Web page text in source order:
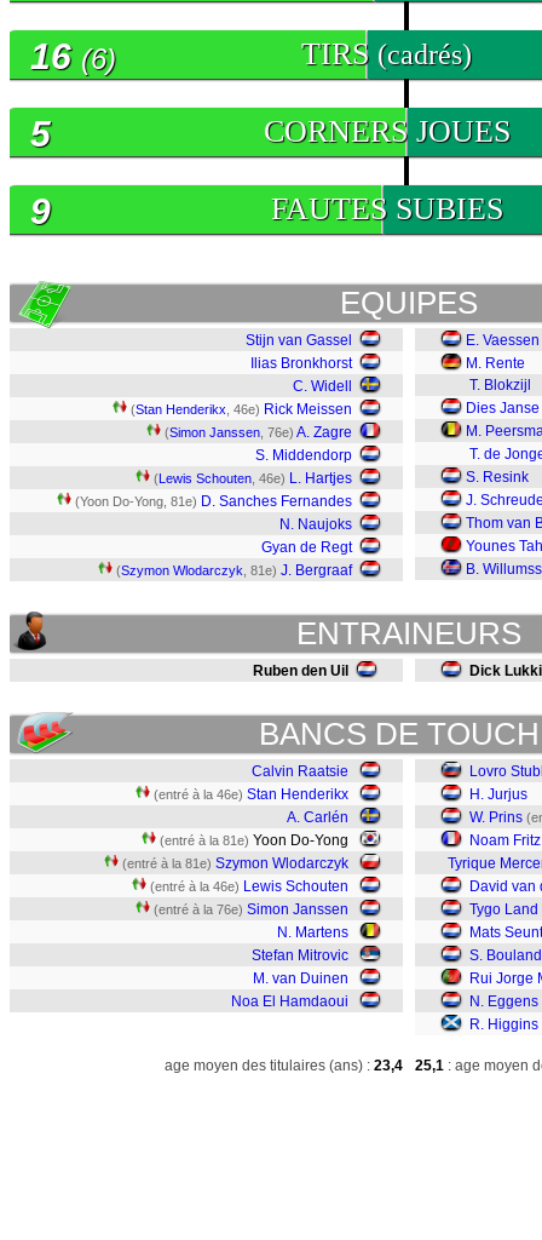
TIRS (cadrés)
16 (6)
CORNERS JOUES
5
FAUTES SUBIES
9
EQUIPES
Stijn van Gassel
Ilias Bronkhorst
C. Widell
(Stan Henderikx , 46e) Rick Meissen
(Simon Janssen , 76e) A. Zagre
S. Middendorp
(Lewis Schouten , 46e) L. Hartjes
(Yoon Do-Yong, 81e) D. Sanches Fernandes
N. Naujoks
Gyan de Regt
(Szymon Wlodarczyk , 81e) J. Bergraaf
E. Vaessen
M. Rente
T. Blokzijl
Dies Janse
M.
T. de
S. Resink
J.
Thom van
Younes
B.
ENTRAINEURS
Ruben den Uil Dick
BANCS DE
Calvin Raatsie
(entré à la 46e) Stan Henderikx
A. Carlén
(entré à la 81e) Yoon Do-Yong
(entré à la 81e) Szymon Wlodarczyk
(entré à la 46e) Lewis Schouten
(entré à la 76e) Simon Janssen
N. Martens
Stefan Mitrovic
M. van Duinen
Noa El Hamdaoui
Lovro
H. Jurjus
W. Prins
Noam
Tyrique
David van
Tygo Land
Mats
S. Bouland
Rui Jorge
N. Eggens
R. Higgins
age moyen des titulaires (ans) : 23,4 25,1 : age moyen